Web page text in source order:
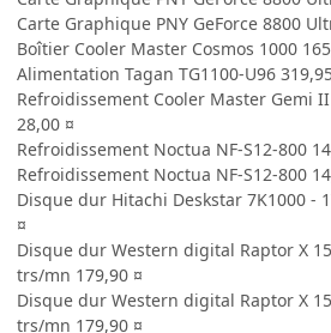
Carte Graphique PNY GeForce 8800
Boîtier Cooler Master Cosmos 1000
Alimentation Tagan TG1100-U96
Refroidissement Cooler Master Gemi II
28,00 ¤
Refroidissement Noctua NF-S12-800
Refroidissement Noctua NF-S12-800
Disque dur Hitachi Deskstar 7K1000 -
¤
Disque dur Western digital Raptor X
trs/mn 179,90 ¤
Disque dur Western digital Raptor X
trs/mn 179,90 ¤